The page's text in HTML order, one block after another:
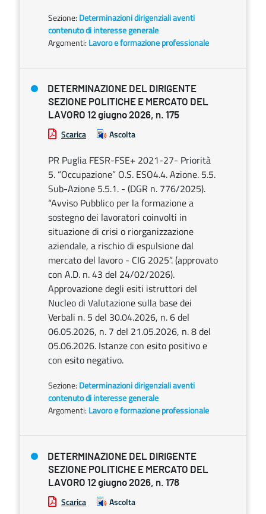
Sezione: Determinazioni dirigenziali aventi
contenuto di interesse generale
Argomenti: Lavoro e formazione professionale
DETERMINAZIONE DEL DIRIGENTE
SEZIONE POLITICHE E MERCATO DEL
LAVORO 12 giugno 2026, n. 175
Scarica Ascolta
PR Puglia FESR-FSE+ 2021-27- Priorità
5. “Occupazione” O.S. ESO4.4. Azione. 5.5.
Sub-Azione 5.5.1. - (DGR n. 776/2025).
“Avviso Pubblico per la formazione a
sostegno dei lavoratori coinvolti in
situazione di crisi o riorganizzazione
aziendale, a rischio di espulsione dal
mercato del lavoro - CIG 2025”. (approvato
con A.D. n. 43 del 24/02/2026).
Approvazione degli esiti istruttori del
Nucleo di Valutazione sulla base dei
Verbali n. 5 del 30.04.2026, n. 6 del
06.05.2026, n. 7 del 21.05.2026, n. 8 del
05.06.2026. Istanze con esito positivo e
con esito negativo.
Sezione: Determinazioni dirigenziali aventi
contenuto di interesse generale
Argomenti: Lavoro e formazione professionale
DETERMINAZIONE DEL DIRIGENTE
SEZIONE POLITICHE E MERCATO DEL
LAVORO 12 giugno 2026, n. 178
Scarica Ascolta